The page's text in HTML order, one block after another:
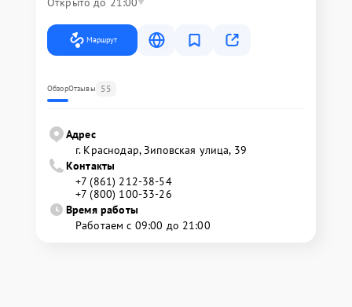
Маршрут
ОбзорОтзывы 55
Адрес
г. Краснодар, Зиповская улица, 39
Контакты
+7 (861) 212-38-54
+7 (800) 100-33-26
Время работы
Работаем с 09:00 до 21:00